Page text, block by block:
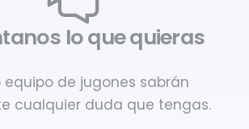
lo que quieras
equipo de jugones sabrán
cualquier duda que tengas.